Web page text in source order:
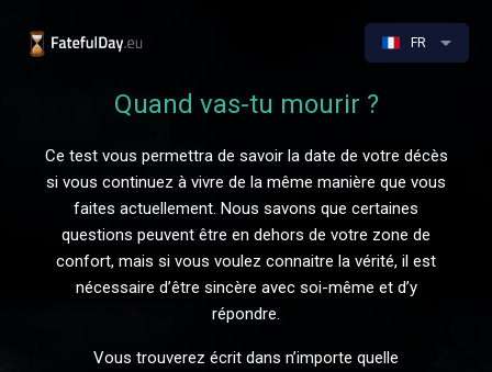
FR
Quand vas-tu mourir ?
Ce test vous permettra de savoir la date de votre décès
si vous continuez à vivre de la même manière que vous
faites actuellement. Nous savons que certaines
questions peuvent être en dehors de votre zone de
confort, mais si vous voulez connaitre la vérité, il est
nécessaire d’être sincère avec soi-même et d’y
répondre.
Vous trouverez écrit dans n’importe quelle